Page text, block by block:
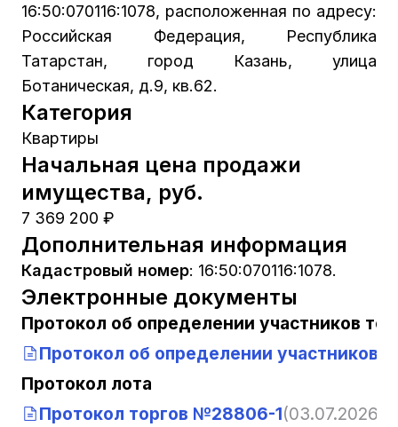
16:50:070116:1078, расположенная по адресу:
Российская Федерация, Республика
Татарстан, город Казань, улица
Ботаническая, д.9, кв.62.
Категория
Квартиры
Начальная цена продажи
имущества, руб.
7 369 200 ₽
Дополнительная информация
Кадастровый номер: 16:50:070116:1078.
Электронные документы
Протокол об определении участников
Протокол об определении участников
Протокол лота
Протокол торгов №28806-1(03.07.2026,